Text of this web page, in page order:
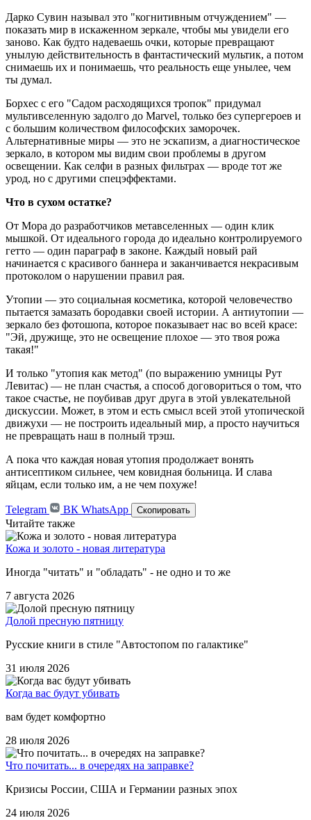
Дарко Сувин называл это "когнитивным отчуждением" —
показать мир в искаженном зеркале, чтобы мы увидели его
заново. Как будто надеваешь очки, которые превращают
унылую действительность в фантастический мультик, а потом
снимаешь их и понимаешь, что реальность еще унылее, чем
ты думал.
Борхес с его "Садом расходящихся тропок" придумал
мультивселенную задолго до Marvel, только без супергероев и
с большим количеством философских заморочек.
Альтернативные миры — это не эскапизм, а диагностическое
зеркало, в котором мы видим свои проблемы в другом
освещении. Как селфи в разных фильтрах — вроде тот же
урод, но с другими спецэффектами.
Что в сухом остатке?
От Мора до разработчиков метавселенных — один клик
мышкой. От идеального города до идеально контролируемого
гетто — один параграф в законе. Каждый новый рай
начинается с красивого баннера и заканчивается некрасивым
протоколом о нарушении правил рая.
Утопии — это социальная косметика, которой человечество
пытается замазать бородавки своей истории. А антиутопии —
зеркало без фотошопа, которое показывает нас во всей красе:
"Эй, дружище, это не освещение плохое — это твоя рожа
такая!"
И только "утопия как метод" (по выражению умницы Рут
Левитас) — не план счастья, а способ договориться о том, что
такое счастье, не поубивав друг друга в этой увлекательной
дискуссии. Может, в этом и есть смысл всей этой утопической
движухи — не построить идеальный мир, а просто научиться
не превращать наш в полный трэш.
А пока что каждая новая утопия продолжает вонять
антисептиком сильнее, чем ковидная больница. И слава
яйцам, если только им, а не чем похуже!
Telegram ВК WhatsApp Скопировать
Читайте также
Кожа и золото - новая литература
Иногда "читать" и "обладать" - не одно и то же
7 августа 2026
Долой пресную пятницу
Русские книги в стиле "Автостопом по галактике"
31 июля 2026
Когда вас будут убивать
вам будет комфортно
28 июля 2026
Что почитать... в очередях на заправке?
Кризисы России, США и Германии разных эпох
24 июля 2026